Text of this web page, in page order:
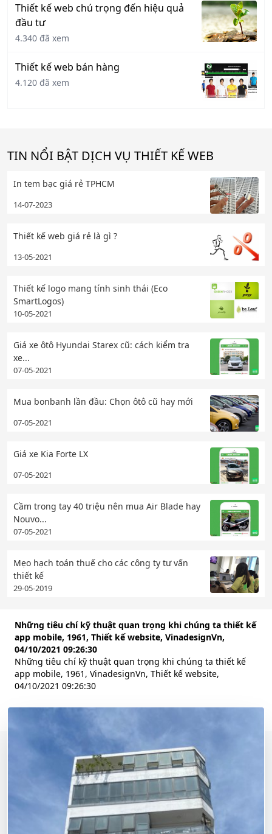
Thiết kế web chú trọng đến hiệu quả
đầu tư
4.340 đã xem
Thiết kế web bán hàng
4.120 đã xem
TIN NỔI BẬT DỊCH VỤ THIẾT KẾ WEB
In tem bạc giá rẻ TPHCM
14-07-2023
Thiết kế web giá rẻ là gì ?
13-05-2021
Thiết kế logo mang tính sinh thái (Eco
SmartLogos)
10-05-2021
Giá xe ôtô Hyundai Starex cũ: cách kiểm tra
xe...
07-05-2021
Mua bonbanh lần đầu: Chọn ôtô cũ hay mới
07-05-2021
Giá xe Kia Forte LX
07-05-2021
Cầm trong tay 40 triệu nên mua Air Blade hay
Nouvo...
07-05-2021
Mẹo hạch toán thuế cho các công ty tư vấn
thiết kế
29-05-2019
Những tiêu chí kỹ thuật quan trọng khi chúng ta thiết kế
app mobile, 1961, Thiết kế website, VinadesignVn,
04/10/2021 09:26:30
Những tiêu chí kỹ thuật quan trọng khi chúng ta thiết kế
app mobile, 1961, VinadesignVn, Thiết kế website,
04/10/2021 09:26:30